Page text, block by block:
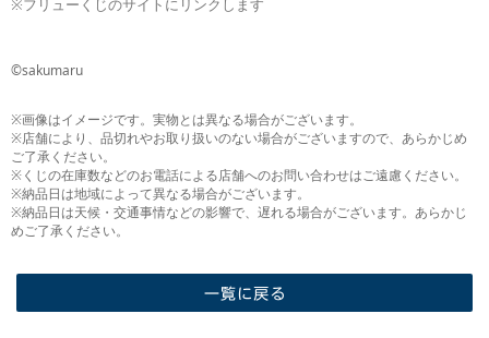
©sakumaru
※画像はイメージです。実物とは異なる場合がございます。
※店舗により、品切れやお取り扱いのない場合がございますので、あらかじめ
ご了承ください。
※くじの在庫数などのお電話による店舗へのお問い合わせはご遠慮ください。
※納品日は地域によって異なる場合がございます。
※納品日は天候・交通事情などの影響で、遅れる場合がございます。あらかじ
めご了承ください。